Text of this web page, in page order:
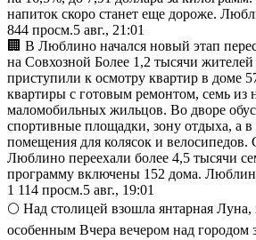
напиток скоро станет еще дороже.
844 просм.5 авг., 21:01
🏢 В Люблино начался новый этап
на Совхозной Более 1,2 тысячи
приступили к осмотру квартир в доме
квартиры с готовым ремонтом, семь из
маломобильных жильцов. Во дворе
спортивные площадки, зону отдыха, а
помещения для колясок и велосипедов.
Люблино переехали более 4,5 тысячи
программу включены 152 дома.
1 114 просм.5 авг., 19:01
🌕 Над столицей взошла янтарная Луна,
особенным Вчера вечером над городом